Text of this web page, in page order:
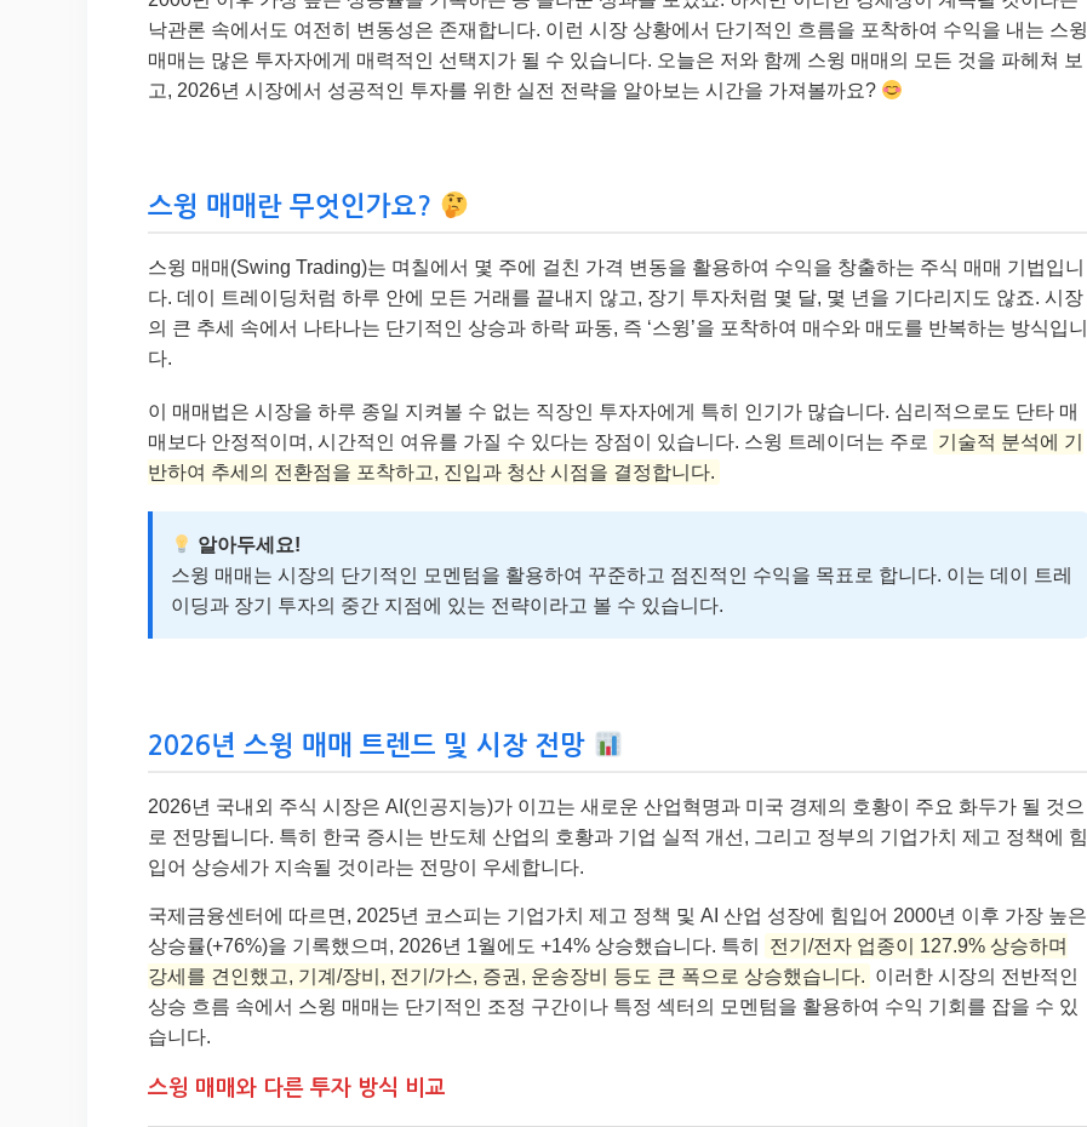
낙관론 속에서도 여전히 변동성은 존재합니다. 이런 시장 상황에서 단기적인 흐름을 포착하여 수익을 내는 스윙
매매는 많은 투자자에게 매력적인 선택지가 될 수 있습니다. 오늘은 저와 함께 스윙 매매의 모든 것을 파헤쳐 보
고, 2026년 시장에서 성공적인 투자를 위한 실전 전략을 알아보는 시간을 가져볼까요?
스윙 매매란 무엇인가요?
스윙 매매(Swing Trading)는 며칠에서 몇 주에 걸친 가격 변동을 활용하여 수익을 창출하는 주식 매매 기법입니
다. 데이 트레이딩처럼 하루 안에 모든 거래를 끝내지 않고, 장기 투자처럼 몇 달, 몇 년을 기다리지도 않죠. 시장
의 큰 추세 속에서 나타나는 단기적인 상승과 하락 파동, 즉 ‘스윙’을 포착하여 매수와 매도를 반복하는 방식입니
다.
이 매매법은 시장을 하루 종일 지켜볼 수 없는 직장인 투자자에게 특히 인기가 많습니다. 심리적으로도 단타 매
매보다 안정적이며, 시간적인 여유를 가질 수 있다는 장점이 있습니다. 스윙 트레이더는 주로
기술적 분석에 기
반하여 추세의 전환점을 포착하고, 진입과 청산 시점을 결정합니다.
알아두세요!
스윙 매매는 시장의 단기적인 모멘텀을 활용하여 꾸준하고 점진적인 수익을 목표로 합니다. 이는 데이 트레
이딩과 장기 투자의 중간 지점에 있는 전략이라고 볼 수 있습니다.
2026년 스윙 매매 트렌드 및 시장 전망
2026년 국내외 주식 시장은 AI(인공지능)가 이끄는 새로운 산업혁명과 미국 경제의 호황이 주요 화두가 될 것으
로 전망됩니다. 특히 한국 증시는 반도체 산업의 호황과 기업 실적 개선, 그리고 정부의 기업가치 제고 정책에 힘
입어 상승세가 지속될 것이라는 전망이 우세합니다.
국제금융센터에 따르면, 2025년 코스피는 기업가치 제고 정책 및 AI 산업 성장에 힘입어 2000년 이후 가장 높은
상승률(+76%)을 기록했으며, 2026년 1월에도 +14% 상승했습니다. 특히
전기/전자 업종이 127.9% 상승하며
강세를 견인했고, 기계/장비, 전기/가스, 증권, 운송장비 등도 큰 폭으로 상승했습니다. 이러한 시장의 전반적인
상승 흐름 속에서 스윙 매매는 단기적인 조정 구간이나 특정 섹터의 모멘텀을 활용하여 수익 기회를 잡을 수 있
습니다.
스윙 매매와 다른 투자 방식 비교